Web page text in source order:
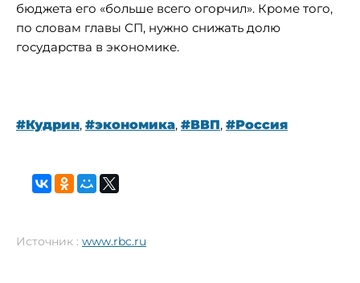
бюджета его «больше всего огорчил». Кроме того,
по словам главы СП, нужно снижать долю
государства в экономике.
#Кудрин, #экономика, #ВВП, #Россия
Источник : www.rbc.ru